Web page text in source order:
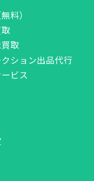
料）
取
ション出品代行
ビス